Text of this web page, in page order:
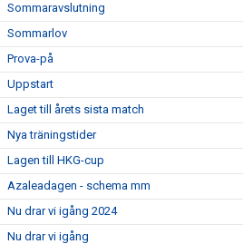
Sommaravslutning
Sommarlov
Prova-på
Uppstart
Laget till årets sista match
Nya träningstider
Lagen till HKG-cup
Azaleadagen - schema mm
Nu drar vi igång 2024
Nu drar vi igång